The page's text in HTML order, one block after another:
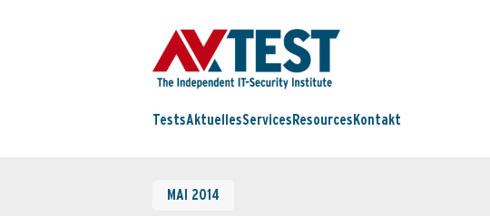
TestsAktuellesServices Resources Kontakt
MAI 2014